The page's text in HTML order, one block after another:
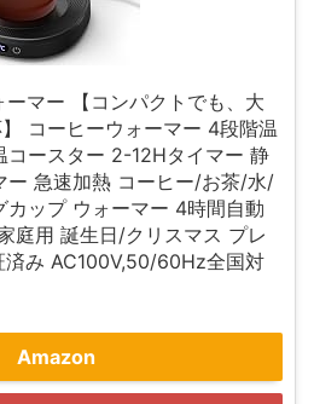
マー 【コンパクトでも、大
コーヒーウォーマー 4段階温
ースター 2-12Hタイマー 静
ー 急速加熱 コーヒー/お茶/水/
カップ ウォーマー 4時間自動
庭用 誕生日/クリスマス プレ
済み AC100V,50/60Hz全国対
Amazon